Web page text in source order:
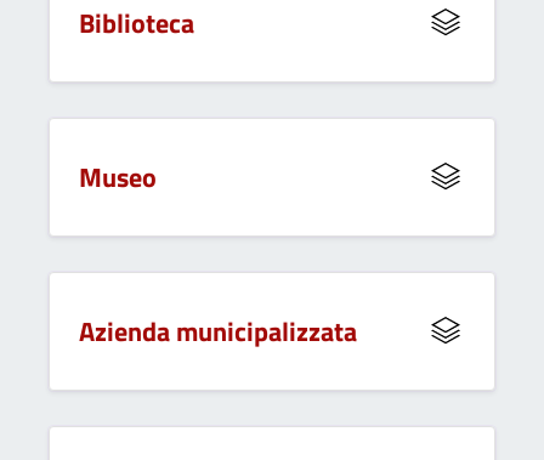
Biblioteca
Museo
Azienda municipalizzata